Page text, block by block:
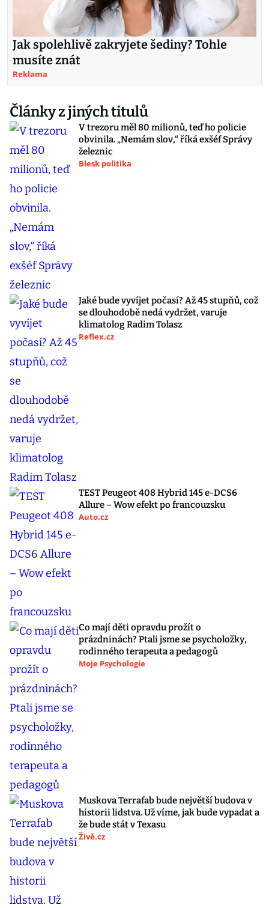
Jak spolehlivě zakryjete šediny? Tohle
musíte znát
Reklama
Články z jiných titulů
V trezoru měl 80 milionů, teď ho policie
obvinila. „Nemám slov,“ říká exšéf Správy
železnic
Blesk politika
Jaké bude vyvíjet počasí? Až 45 stupňů, což
se dlouhodobě nedá vydržet, varuje
klimatolog Radim Tolasz
Reflex.cz
TEST Peugeot 408 Hybrid 145 e-DCS6
Allure – Wow efekt po francouzsku
Auto.cz
Co mají děti opravdu prožít o
prázdninách? Ptali jsme se psycholožky,
rodinného terapeuta a pedagogů
Moje Psychologie
Muskova Terrafab bude největší budova v
historii lidstva. Už víme, jak bude vypadat a
že bude stát v Texasu
Živě.cz